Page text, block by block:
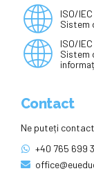
ISO/
Sistem
ISO/
Sistem
Contact
Ne puteți
+40 765 699